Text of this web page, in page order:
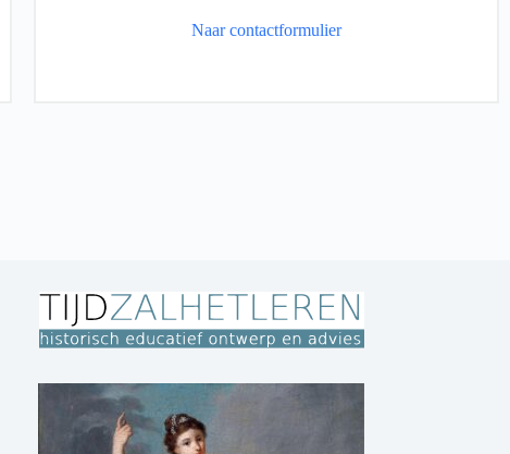
Naar contactformulier